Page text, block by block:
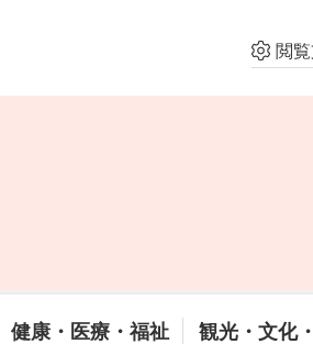
閲
健康・医療・福祉 観光・文化